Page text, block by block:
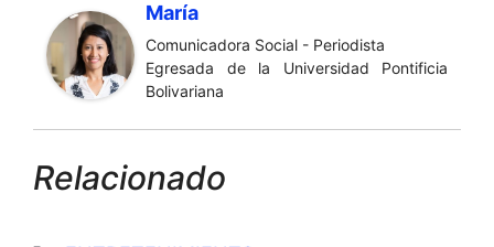
María
Comunicadora Social - Periodista
Egresada de la Universidad Pontificia
Bolivariana
Relacionado